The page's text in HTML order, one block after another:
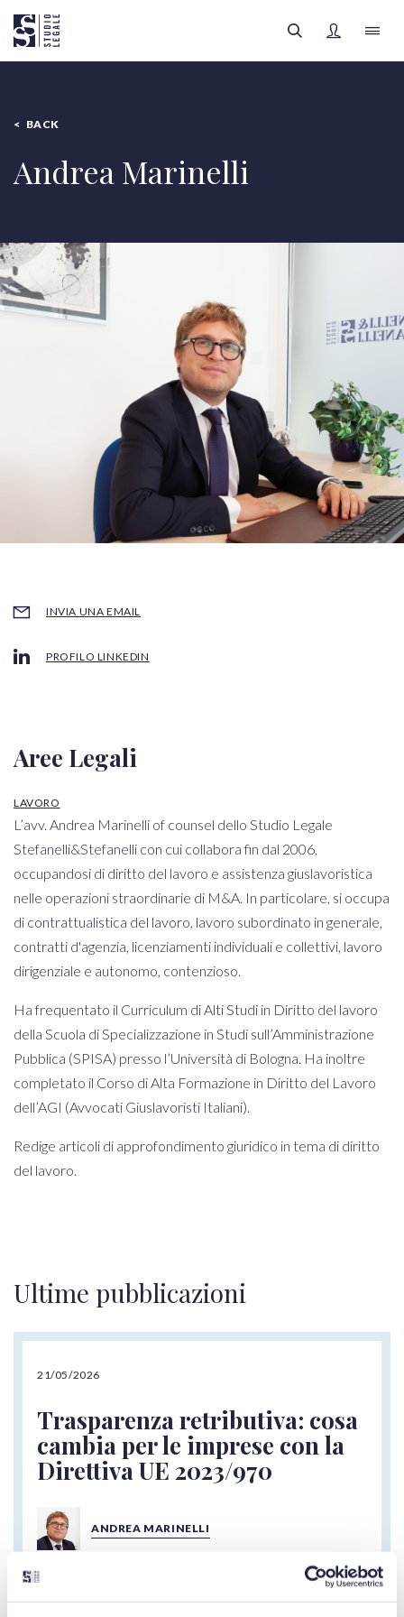
FOCUS SANITÀ
REGISTRATI
Tutte le categorie
BACK
Andrea Marinelli
INVIA UNA EMAIL
PROFILO LINKEDIN
Aree Legali
LAVORO
L’avv. Andrea Marinelli of counsel dello Studio Legale
Stefanelli&Stefanelli con cui collabora fin dal 2006,
occupandosi di diritto del lavoro e assistenza giuslavoristica
nelle operazioni straordinarie di M&A. In particolare, si occupa
di contrattualistica del lavoro, lavoro subordinato in generale,
contratti d'agenzia, licenziamenti individuali e collettivi, lavoro
dirigenziale e autonomo, contenzioso.
Ha frequentato il Curriculum di Alti Studi in Diritto del lavoro
della Scuola di Specializzazione in Studi sull’Amministrazione
Pubblica (SPISA) presso l’Università di Bologna. Ha inoltre
completato il Corso di Alta Formazione in Diritto del Lavoro
dell’AGI (Avvocati Giuslavoristi Italiani).
Redige articoli di approfondimento giuridico in tema di diritto
del lavoro.
Ultime pubblicazioni
21/05/2026
Trasparenza retributiva: cosa
cambia per le imprese con la
Direttiva UE 2023/970
ANDREA MARINELLI
Il 7 giugno 2026 è il termine entro cui l'Italia deve